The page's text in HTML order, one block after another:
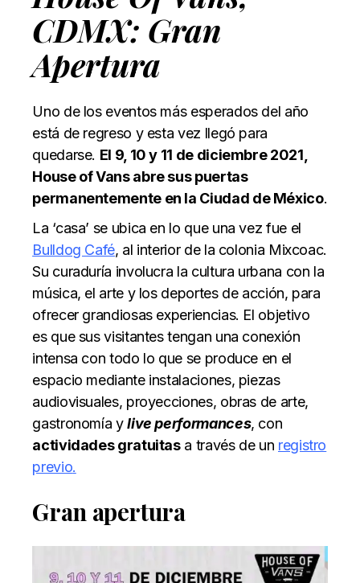
CDMX: Gran
Apertura
Uno de los eventos más esperados del año
está de regreso y esta vez llegó para
quedarse. El 9, 10 y 11 de diciembre 2021,
House of Vans abre sus puertas
permanentemente en la Ciudad de México.
La ‘casa’ se ubica en lo que una vez fue el
Bulldog Café, al interior de la colonia Mixcoac.
Su curaduría involucra la cultura urbana con la
música, el arte y los deportes de acción, para
ofrecer grandiosas experiencias. El objetivo
es que sus visitantes tengan una conexión
intensa con todo lo que se produce en el
espacio mediante instalaciones, piezas
audiovisuales, proyecciones, obras de arte,
gastronomía ylive performances, con
actividades gratuitasa través de un registro
previo.
Gran apertura